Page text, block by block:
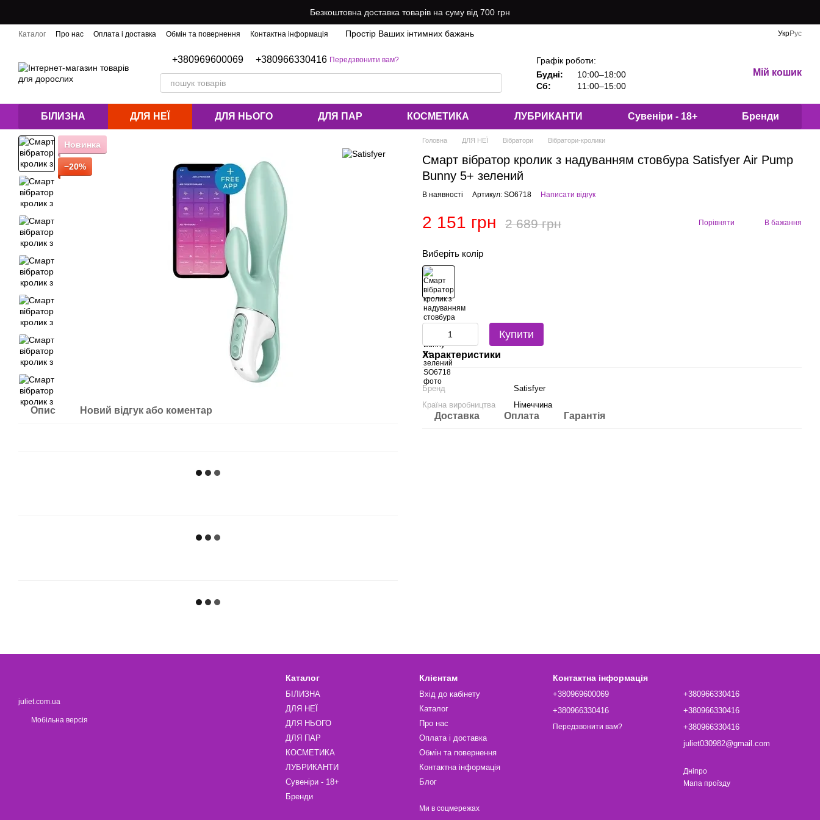
Безкоштовна доставка товарів на суму від 700 грн
Каталог Про нас Оплата і доставка Обмін та повернення
Контактна інформація
Простір Ваших інтимних бажань УкрРус
+380969600069 +380966330416 Передзвонити вам?
Графік роботи:
Будні:
10:00–18:00
Сб:
11:00–15:00
Мій кошик
БІЛИЗНА ДЛЯ НЕЇ ДЛЯ НЬОГО ДЛЯ ПАР КОСМЕТИКА ЛУБРИКАНТИ Сувеніри - 18+ Бренди
Новинка
−20%
Опис Новий відгук або коментар
Головна ДЛЯ НЕЇ Вібратори Вібратори-кролики
Смарт вібратор кролик з надуванням стовбура Satisfyer Air Pump
Bunny 5+ зелений
В наявності Артикул: SO6718 Написати відгук
2 151 грн 2 689 грн Порівняти В бажання
Виберіть колір
Купити
Характеристики
Бренд
Satisfyer
Країна виробництва
Німеччина
Доставка Оплата Гарантія
juliet.com.ua
Мобільна версія
Каталог
БІЛИЗНА
ДЛЯ НЕЇ
ДЛЯ НЬОГО
ДЛЯ ПАР
КОСМЕТИКА
ЛУБРИКАНТИ
Сувеніри - 18+
Бренди
Клієнтам
Вхід до кабінету
Каталог
Про нас
Оплата і доставка
Обмін та повернення
Контактна інформація
Блог
Ми в соцмережах
Контактна інформація
+380969600069
+380966330416
Передзвонити вам?
+380966330416
+380966330416
+380966330416
juliet030982@gmail.com
Дніпро
Мапа проїзду